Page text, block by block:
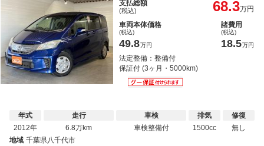
支払総額
(税込) 68.3万円
車両本体価格
(税込)
49.8万円
諸費用
(税込)
18.5万円
法定整備：整備付
保証付 (3ヶ月・5000km)
年式
2012年
走行
6.8万km
車検
車検整備付
排気
1500cc
修復
無し
地域 千葉県八千代市